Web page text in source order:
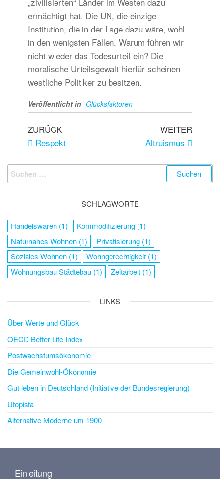
ermächtigt hat. Die UN, die einzige
Institution, die in der Lage dazu wäre, wohl
in den wenigsten Fällen. Warum führen wir
nicht wieder das Todesurteil ein? Die
moralische Urteilsgewalt hierfür scheinen
westliche Politiker zu besitzen.
Veröffentlicht in Glücksfaktoren
ZURÜCK
Respekt
WEITER
Altruismus
SCHLAGWORTE
Handelswaren (1) Kommodifizierung (1)
Naturnahes Wohnen (1) Privatisierung (1)
Soziales Wohnen (1) Wohngerechtigkeit (1)
Wohnungsbau Städtebau (1) Zeitarbeit (1)
LINKS
Über Werte und Glück
OECD Better Life Index
Postwachstumsökonomie
Die Gemeinwohl-Ökonomie
Gut leben in Deutschland (Initiative der Bundesregierung)
Utopista
Alternative Moderne um 1900
Einleitung